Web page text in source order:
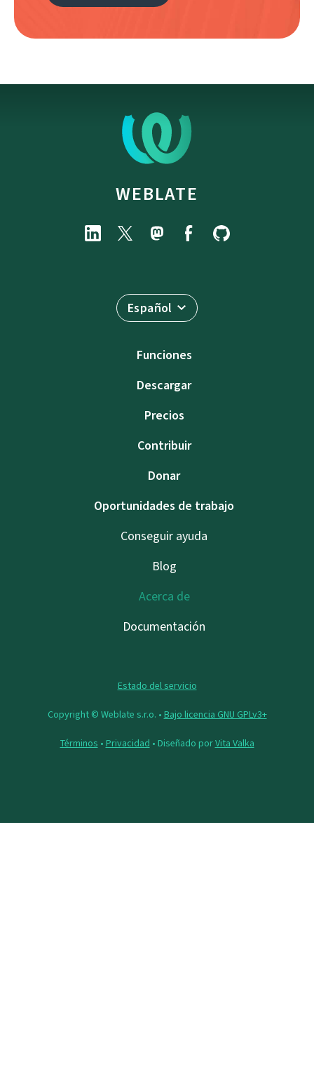
WEBLATE
Español
Funciones
Descargar
Precios
Contribuir
Donar
Oportunidades de trabajo
Conseguir ayuda
Blog
Acerca de
Documentación
Estado del servicio
Copyright © Weblate s.r.o. • Bajo licencia GNU GPLv3+
Términos • Privacidad • Diseñado porVita Valka